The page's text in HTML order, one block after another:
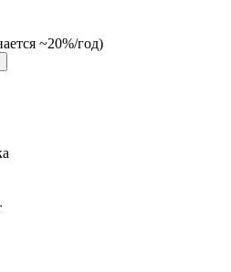
~20%/год)